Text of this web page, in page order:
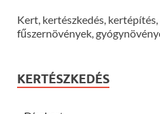
Kert, kertészkedés, kertépítés,
fűszernövények,
KERTÉSZKEDÉS